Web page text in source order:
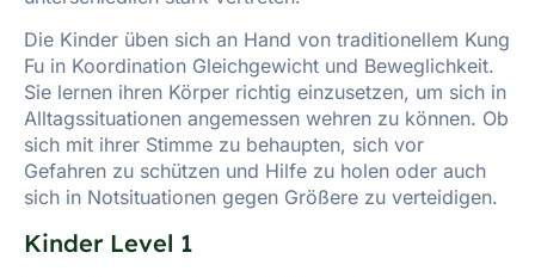
Die Kinder üben sich an Hand von traditionellem Kung
Fu in Koordination Gleichgewicht und Beweglichkeit.
Sie lernen ihren Körper richtig einzusetzen, um sich in
Alltagssituationen angemessen wehren zu können. Ob
sich mit ihrer Stimme zu behaupten, sich vor
Gefahren zu schützen und Hilfe zu holen oder auch
sich in Notsituationen gegen Größere zu verteidigen.
Kinder Level 1